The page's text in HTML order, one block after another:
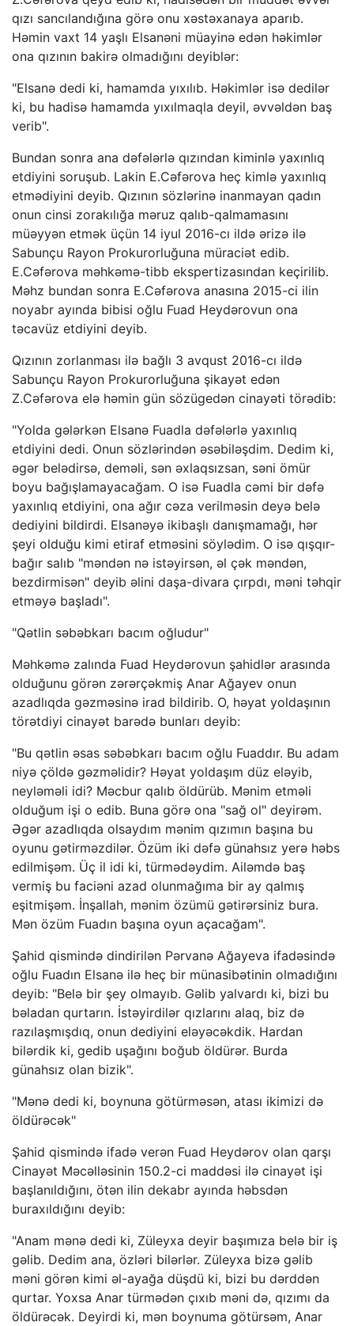
qızı sancılandığına görə onu xəstəxanaya aparıb.
Həmin vaxt 14 yaşlı Elsanəni müayinə edən həkimlər
ona qızının bakirə olmadığını deyiblər:
"Elsanə dedi ki, hamamda yıxılıb. Həkimlər isə dedilər
ki, bu hadisə hamamda yıxılmaqla deyil, əvvəldən baş
verib".
Bundan sonra ana dəfələrlə qızından kiminlə yaxınlıq
etdiyini soruşub. Lakin E.Cəfərova heç kimlə yaxınlıq
etmədiyini deyib. Qızının sözlərinə inanmayan qadın
onun cinsi zorakılığa məruz qalıb-qalmamasını
müəyyən etmək üçün 14 iyul 2016-cı ildə ərizə ilə
Sabunçu Rayon Prokurorluğuna müraciət edib.
E.Cəfərova məhkəmə-tibb ekspertizasından keçirilib.
Məhz bundan sonra E.Cəfərova anasına 2015-ci ilin
noyabr ayında bibisi oğlu Fuad Heydərovun ona
təcavüz etdiyini deyib.
Qızının zorlanması ilə bağlı 3 avqust 2016-cı ildə
Sabunçu Rayon Prokurorluğuna şikayət edən
Z.Cəfərova elə həmin gün sözügedən cinayəti törədib:
"Yolda gələrkən Elsanə Fuadla dəfələrlə yaxınlıq
etdiyini dedi. Onun sözlərindən əsəbiləşdim. Dedim ki,
əgər belədirsə, deməli, sən əxlaqsızsan, səni ömür
boyu bağışlamayacağam. O isə Fuadla cəmi bir dəfə
yaxınlıq etdiyini, ona ağır cəza verilməsin deyə belə
dediyini bildirdi. Elsanəyə ikibaşlı danışmamağı, hər
şeyi olduğu kimi etiraf etməsini söylədim. O isə qışqır-
bağır salıb "məndən nə istəyirsən, əl çək məndən,
bezdirmisən" deyib əlini daşa-divara çırpdı, məni təhqir
etməyə başladı".
"Qətlin səbəbkarı bacım oğludur"
Məhkəmə zalında Fuad Heydərovun şahidlər arasında
olduğunu görən zərərçəkmiş Anar Ağayev onun
azadlıqda gəzməsinə irad bildirib. O, həyat yoldaşının
törətdiyi cinayət barədə bunları deyib:
"Bu qətlin əsas səbəbkarı bacım oğlu Fuaddır. Bu adam
niyə çöldə gəzməlidir? Həyat yoldaşım düz eləyib,
neyləməli idi? Məcbur qalıb öldürüb. Mənim etməli
olduğum işi o edib. Buna görə ona "sağ ol" deyirəm.
Əgər azadlıqda olsaydım mənim qızımın başına bu
oyunu gətirməzdilər. Özüm iki dəfə günahsız yerə həbs
edilmişəm. Üç il idi ki, türmədəydim. Ailəmdə baş
vermiş bu faciəni azad olunmağıma bir ay qalmış
eşitmişəm. İnşallah, mənim özümü gətirərsiniz bura.
Mən özüm Fuadın başına oyun açacağam".
Şahid qismində dindirilən Pərvanə Ağayeva ifadəsində
oğlu Fuadın Elsanə ilə heç bir münasibətinin olmadığını
deyib: "Belə bir şey olmayıb. Gəlib yalvardı ki, bizi bu
bəladan qurtarın. İstəyirdilər qızlarını alaq, biz də
razılaşmışdıq, onun dediyini eləyəcəkdik. Hardan
bilərdik ki, gedib uşağını boğub öldürər. Burda
günahsız olan bizik".
"Mənə dedi ki, boynuna götürməsən, atası ikimizi də
öldürəcək"
Şahid qismində ifadə verən Fuad Heydərov olan qarşı
Cinayət Məcəlləsinin 150.2-ci maddəsi ilə cinayət işi
başlanıldığını, ötən ilin dekabr ayında həbsdən
buraxıldığını deyib:
"Anam mənə dedi ki, Züleyxa deyir başımıza belə bir iş
gəlib. Dedim ana, özləri bilərlər. Züleyxa bizə gəlib
məni görən kimi əl-ayağa düşdü ki, bizi bu dərddən
qurtar. Yoxsa Anar türmədən çıxıb məni də, qızımı da
öldürəcək. Deyirdi ki, mən boynuma götürsəm, Anar